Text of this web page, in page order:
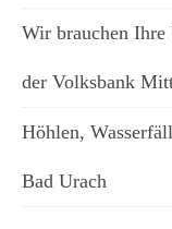
Wir brauchen
der Volksbank
Höhlen,
Bad Urach